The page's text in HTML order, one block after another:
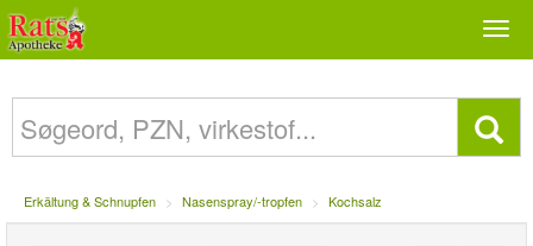
Erkältung & Schnupfen Nasenspray/-tropfen Kochsalz